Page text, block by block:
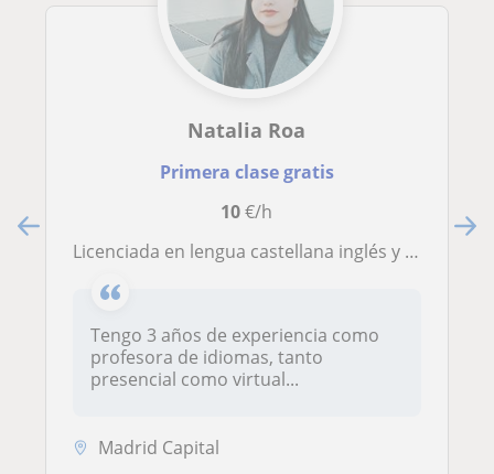
Natalia Roa
Primera clase gratis
10€/h
Licenciada en lengua castellana inglés y francés
Tengo 3 años de experiencia como
profesora de idiomas, tanto
presencial como virtual...
Madrid Capital